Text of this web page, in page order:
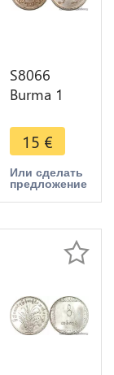
S8066
Burma 1
UNC BU ! -
>Make
offer
15 €
Или сделать
предложение